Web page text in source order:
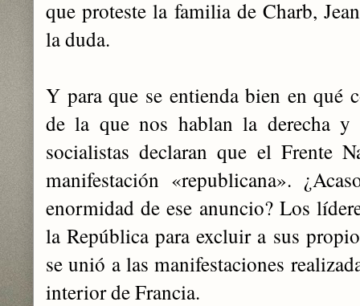
que proteste la familia de Charb,
la duda.
Y para que se entienda bien en qué
de la que nos hablan la derecha
socialistas declaran que el Frente
manifestación «republicana».
enormidad de ese anuncio? Los
la República para excluir a sus
se unió a las manifestaciones
interior de Francia.